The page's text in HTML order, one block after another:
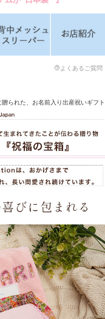
よくあるご質問
られた、お名前入り出産祝いギフト